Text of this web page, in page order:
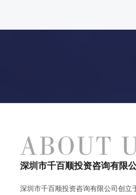
深圳市千百顺投资咨询有限
深圳市千百顺投资咨询有限公司创立